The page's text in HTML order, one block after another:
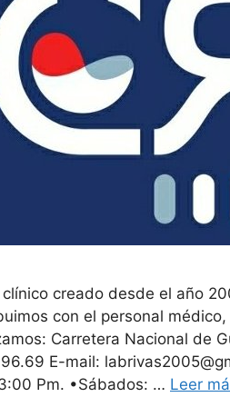
creado desde el año
con el personal
Carretera Nacional de
E-mail:
Pm. •Sábados: … Leer